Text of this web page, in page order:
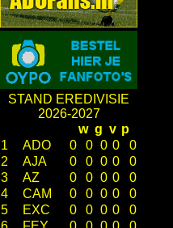
STAND EREDIVISIE
2026-2027
w g v p
1
ADO 0 0 0 0
0
2
AJA 0 0 0 0
0
3
AZ 0 0 0 0
0
4
CAM 0 0 0 0
0
5
EXC 0 0 0 0
0